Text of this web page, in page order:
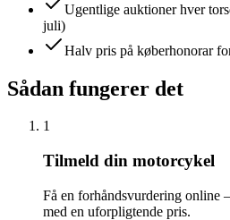
Ugentlige auktioner hver
juli)
Halv pris på køberhonorar
Sådan fungerer det
1
Tilmeld din motorcykel
Få en forhåndsvurdering
med en uforpligtende pris.